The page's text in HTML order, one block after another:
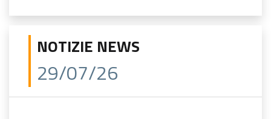
NOTIZIE NEWS
29/07/26